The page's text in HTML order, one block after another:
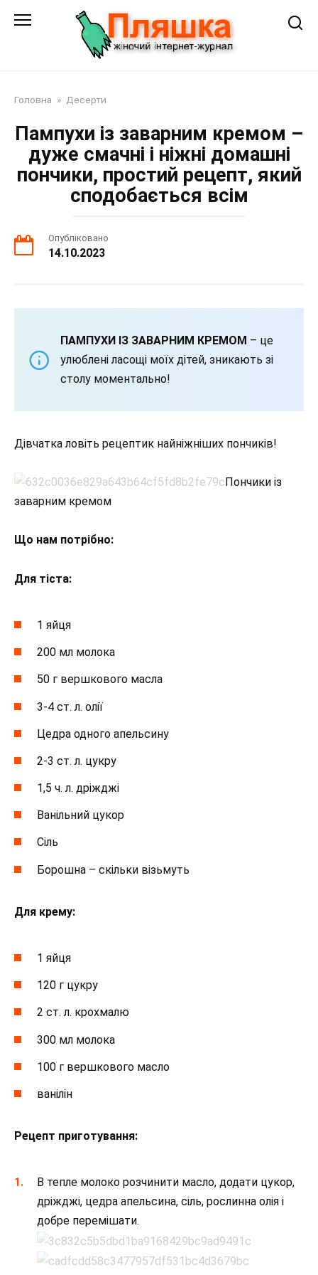
Головна » Десерти
Пампухи із заварним кремом –
дуже смачні і ніжні домашні
пончики, простий рецепт, який
сподобається всім
Опубліковано
14.10.2023
ПАМПУХИ ІЗ ЗАВАРНИМ КРЕМОМ – це
улюблені ласощі моїх дітей, зникають зі
столу моментально!
Дівчатка ловіть рецептик найніжніших пончиків!
Пончики із
заварним кремом
Що нам потрібно:
Для тіста:
1 яйця
200 мл молока
50 г вершкового масла
3-4 ст. л. олії
Цедра одного апельсину
2-3 ст. л. цукру
1,5 ч. л. дріжджі
Ванільний цукор
Сіль
Борошна – скільки візьмуть
Для крему:
1 яйця
120 г цукру
2 ст. л. крохмалю
300 мл молока
100 г вершкового масло
ванілін
Рецепт приготування:
В тепле молоко розчинити масло, додати цукор,
дріжджі, цедра апельсина, сіль, рослинна олія і
добре перемішати.